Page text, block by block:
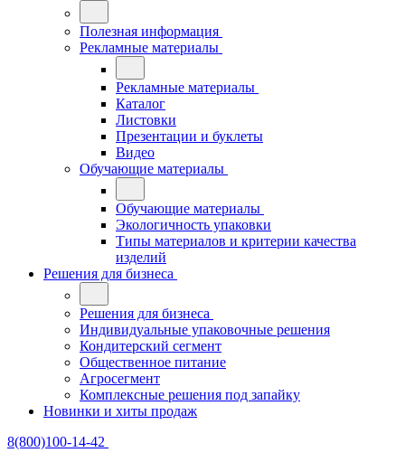
Полезная информация
Рекламные материалы
Рекламные материалы
Каталог
Листовки
Презентации и буклеты
Видео
Обучающие материалы
Обучающие материалы
Экологичность упаковки
Типы материалов и критерии качества
изделий
Решения для бизнеса
Решения для бизнеса
Индивидуальные упаковочные решения
Кондитерский сегмент
Общественное питание
Агросегмент
Комплексные решения под запайку
Новинки и хиты продаж
8(800)100-14-42